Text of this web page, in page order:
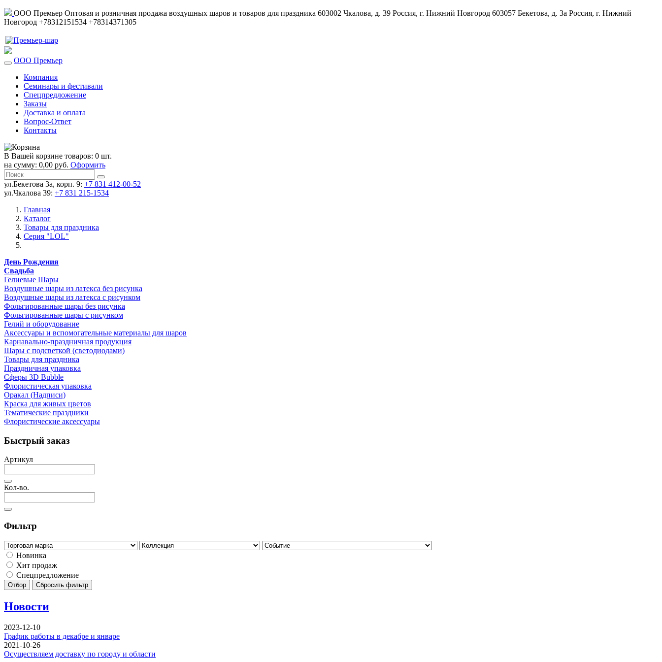
ООО Премьер Оптовая и розничная продажа воздушных шаров и товаров для праздника 603002 Чкалова, д. 39 Россия, г. Нижний Новгород 603057 Бекетова, д. 3а Россия, г. Нижний
Новгород +78312151534 +78314371305
ООО Премьер
Компания
Семинары и фестивали
Спецпредложение
Заказы
Доставка и оплата
Вопрос-Ответ
Контакты
В Вашей корзине товаров: 0 шт.
на сумму: 0,00 руб. Оформить
ул.Бекетова 3а, корп. 9: +7 831 412-00-52
ул.Чкалова 39: +7 831 215-1534
Главная
Каталог
Товары для праздника
Серия "LOL"
День Рождения
Свадьба
Гелиевые Шары
Воздушные шары из латекса без рисунка
Воздушные шары из латекса с рисунком
Фольгированные шары без рисунка
Фольгированные шары с рисунком
Гелий и оборудование
Аксессуары и вспомогательные материалы для шаров
Карнавально-праздничная продукция
Шары с подсветкой (светодиодами)
Товары для праздника
Праздничная упаковка
Сферы 3D Bubble
Флористическая упаковка
Оракал (Надписи)
Краска для живых цветов
Тематические праздники
Флористические аксессуары
Быстрый заказ
Артикул
Кол-во.
Фильтр
Новинка
Хит продаж
Спецпредложение
Отбор Сбросить фильтр
Новости
2023-12-10
График работы в декабре и январе
2021-10-26
Осуществляем доставку по городу и области